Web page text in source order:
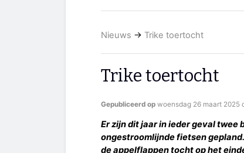
Nieuws → Trike toertocht
Trike toertocht
Gepubliceerd op woensdag 26 maart 2025
Er zijn dit jaar in ieder geval
ongestroomlijnde fietsen
de appelflappen tocht op het